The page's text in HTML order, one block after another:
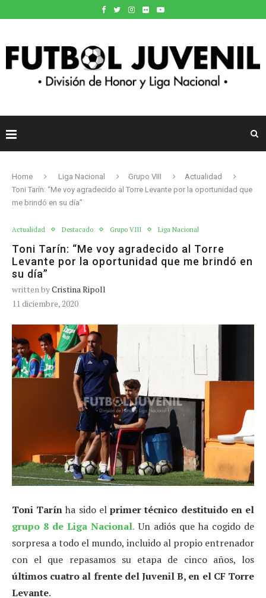
Home Liga Nacional Grupo VIII
Actualidad
Toni Tarín: “Me voy agradecido al Torre Levante por la oportunidad que
me brindó en su día”
Actualidad Destacado Grupo VIII Liga Nacional
Toni Tarín: “Me voy agradecido al Torre
Levante por la oportunidad que me brindó en
su día”
written byCristina Ripoll
11 diciembre, 2020
Toni Tarín ha sido elprimer técnico destituido en el
grupo 8 de Liga Nacional. Un adiós que ha cogido de
sorpresa a todo el mundo, incluido al propio entrenador
con el que repasamos su etapa de cinco años, los
últimos cuatro al frente del Juvenil B, en el CF Torre
Levante.